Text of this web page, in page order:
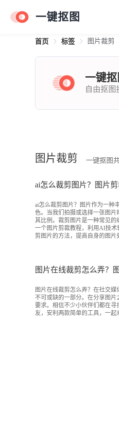
一键抠图
首页 标签 图片裁剪
一键抠
自由抠图
图片裁剪 一键抠图
ai怎么裁剪图片？图片
ai怎么裁剪图片？图片作为一种
色。当我们拍摄或选择一张图
其比例。裁剪图片是一种常见
一个图片剪裁教程，利用AI技
剪图片的方法，提高自身的图片
图片在线裁剪怎么弄？
图片在线裁剪怎么弄？在社交
不可或缺的一部分。在分享图
要求。相信不少小伙伴们都在
友，安利两款简单的工具，一起